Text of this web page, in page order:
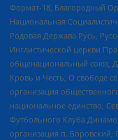
Формат-18, Благородный
Национальная
Родовая Держава Русь,
Инглистической церкви
общенациональный союз,
Кровь и Честь, О свободе
организация
национальное единство,
Футбольного Клуба
организация п.